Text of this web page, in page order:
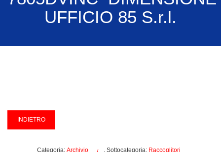
UFFICIO 85 S.r.l.
Categoria: Archivio . Sottocategoria: Raccoglitori